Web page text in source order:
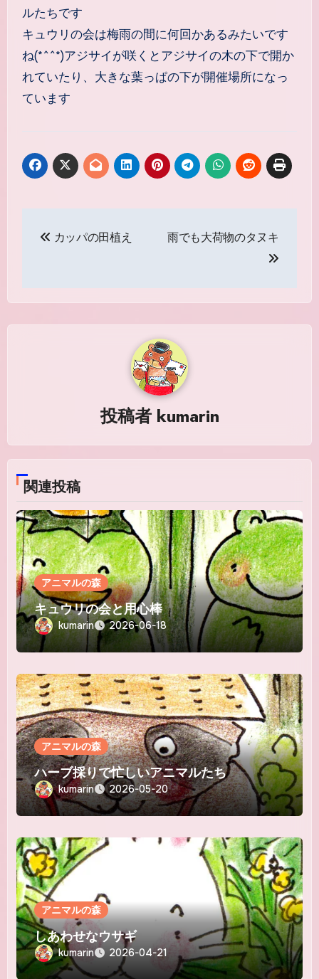
ルたちです
キュウリの会は梅雨の間に何回かあるみたいです
ね(*^^*)アジサイが咲くとアジサイの木の下で開か
れていたり、大きな葉っぱの下が開催場所になっ
ています
稿
ビ
ン
カッパの田植え 雨でも大荷物のタヌキ
投稿者 kumarin
関連投稿
アニマルの森
キュウリの会と用心棒
kumarin 2026-06-18
アニマルの森
ハーブ採りで忙しいアニマルたち
kumarin 2026-05-20
アニマルの森
しあわせなウサギ
kumarin 2026-04-21